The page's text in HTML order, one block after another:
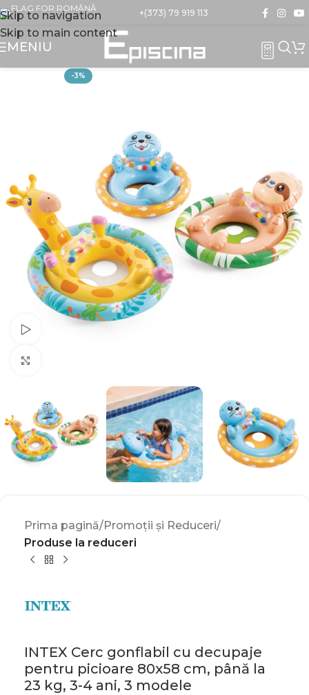
Skip to navigation
Skip to main content
+(373) 79 919 113
MENIU
-3%
Watch video
Prima pagină Promoții și Reduceri
Produse la reduceri
INTEX Cerc gonflabil cu decupaje
pentru picioare 80х58 cm, până la
23 kg, 3-4 ani, 3 modele